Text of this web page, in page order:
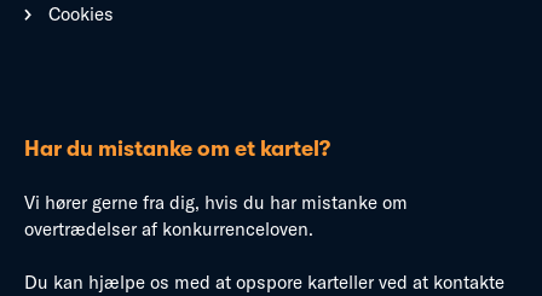
Cookies
Har du mistanke om et kartel?
Vi hører gerne fra dig, hvis du har mistanke om
overtrædelser af konkurrenceloven.
Du kan hjælpe os med at opspore karteller ved at kontakte